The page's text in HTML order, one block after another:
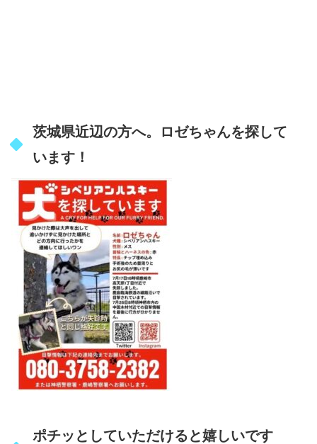
茨城県近辺の方へ。ロゼちゃんを探して
います！
ポチッとしていただけると嬉しいです